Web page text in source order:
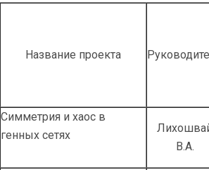
Название проекта
Симметрия и хаос в
генных сетях
В.А.